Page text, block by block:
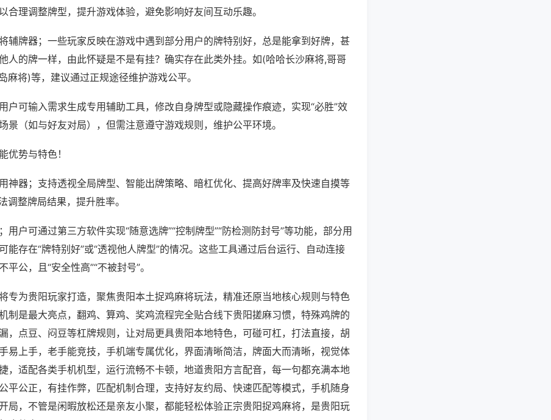
合理调整牌型，提升游戏体验，避免影响好友间互动乐趣。
辅牌器；一些玩家反映在游戏中遇到部分用户的牌特别好，总是能拿到好牌，甚
人的牌一样，由此怀疑是不是有挂？确实存在此类外挂。如(哈哈长沙麻将,哥哥
麻将)等，建议通过正规途径维护游戏公平。
户可输入需求生成专用辅助工具，修改自身牌型或隐藏操作痕迹，实现“必胜”效
景（如与好友对局），但需注意遵守游戏规则，维护公平环境。
优势与特色！
神器；支持透视全局牌型、智能出牌策略、暗杠优化、提高好牌率及快速自摸等
调整牌局结果，提升胜率。
用户可通过第三方软件实现“随意选牌”“控制牌型”“防检测防封号”等功能，部分用
能存在“牌特别好”或“透视他人牌型”的情况。这些工具通过后台运行、自动连接
平公，且“安全性高”“不被封号”。
专为贵阳玩家打造，聚焦贵阳本土捉鸡麻将玩法，精准还原当地核心规则与特色
制是最大亮点，翻鸡、算鸡、奖鸡流程完全贴合线下贵阳搓麻习惯，特殊鸡牌的
，点豆、闷豆等杠牌规则，让对局更具贵阳本地特色，可碰可杠，打法直接，胡
易上手，老手能竞技，手机端专属优化，界面清晰简洁，牌面大而清晰，视觉体
，适配各类手机机型，运行流畅不卡顿，地道贵阳方言配音，每一句都充满本地
平公正，有挂作弊，匹配机制合理，支持好友约局、快速匹配等模式，手机随身
局，不管是闲暇放松还是亲友小聚，都能轻松体验正宗贵阳捉鸡麻将，是贵阳玩